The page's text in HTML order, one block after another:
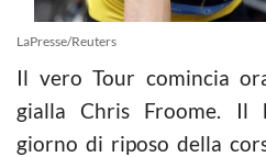
LaPresse/Reuters
Il vero Tour comincia
gialla Chris Froome. Il
giorno di riposo della